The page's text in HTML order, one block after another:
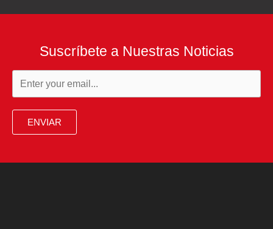
Suscríbete a Nuestras Noticias
ENVIAR